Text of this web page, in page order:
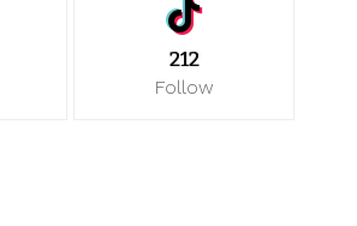
212
Follow